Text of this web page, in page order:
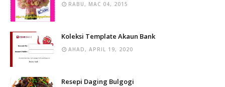
RABU, MAC 04, 2015
Koleksi Template Akaun Bank
AHAD, APRIL 19, 2020
Resepi Daging Bulgogi